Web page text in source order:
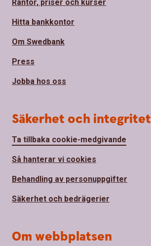
Räntor, priser och kurser
Hitta bankkontor
Om Swedbank
Press
Jobba hos oss
Säkerhet och integritet
Ta tillbaka cookie-medgivande
Så hanterar vi cookies
Behandling av personuppgifter
Säkerhet och bedrägerier
Om webbplatsen